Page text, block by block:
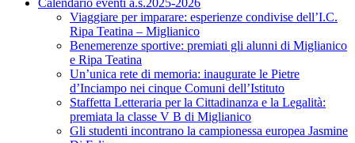
Calendario eventi a.s.2025-2026
Viaggiare per imparare: esperienze condivise dell’I.C.
Ripa Teatina – Miglianico
Benemerenze sportive: premiati gli alunni di Miglianico
e Ripa Teatina
Un’unica rete di memoria: inaugurate le Pietre
d’Inciampo nei cinque Comuni dell’Istituto
Staffetta Letteraria per la Cittadinanza e la Legalità:
premiata la classe V B di Miglianico
Gli studenti incontrano la campionessa europea Jasmine